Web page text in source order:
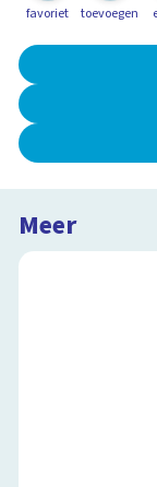
favoriet toevoegen
Meer